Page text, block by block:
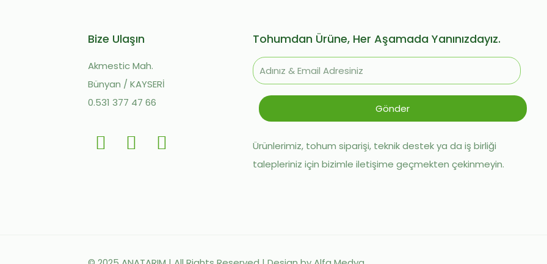
Bize Ulaşın
Akmestic Mah.
Bünyan / KAYSERİ
0.531 377 47 66
Tohumdan Ürüne, Her Aşamada Yanınızdayız.
Ürünlerimiz, tohum siparişi, teknik destek ya da iş birliği
talepleriniz için bizimle iletişime geçmekten çekinmeyin.